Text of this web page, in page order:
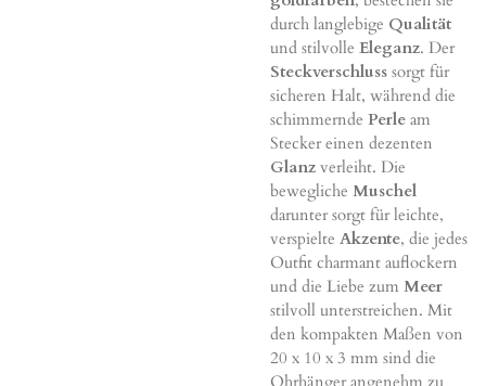
durch langlebige Qualität
und stilvolle Eleganz. Der
Steckverschluss sorgt für
sicheren Halt, während die
schimmernde Perle am
Stecker einen dezenten
Glanz verleiht. Die
bewegliche Muschel
darunter sorgt für leichte,
verspielte Akzente, die jedes
Outfit charmant auflockern
und die Liebe zum Meer
stilvoll unterstreichen. Mit
den kompakten Maßen von
20 x 10 x 3 mm sind die
Ohrhänger angenehm zu